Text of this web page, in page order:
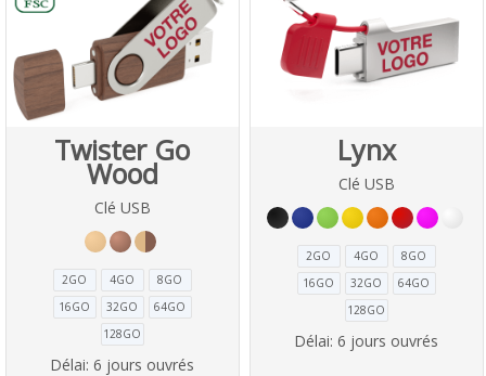
Twister Go
Wood
Clé USB
2GO 4GO
8GO
16GO
32GO
64GO
128GO
Délai: 6 jours ouvrés
Lynx
Clé USB
2GO 4GO
8GO
16GO
32GO
64GO
128GO
Délai: 6 jours ouvrés